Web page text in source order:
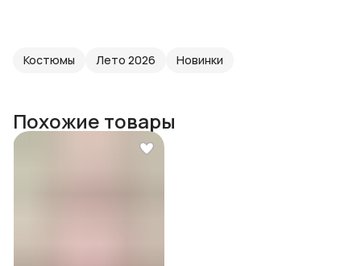
Костюмы Лето 2026 Новинки
Похожие товары